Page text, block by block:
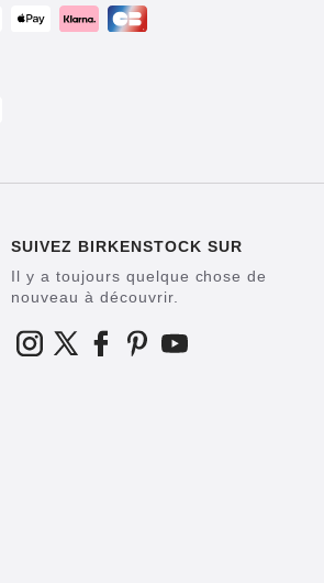
SUIVEZ BIRKENSTOCK SUR
Il y a toujours quelque chose de
nouveau à découvrir.